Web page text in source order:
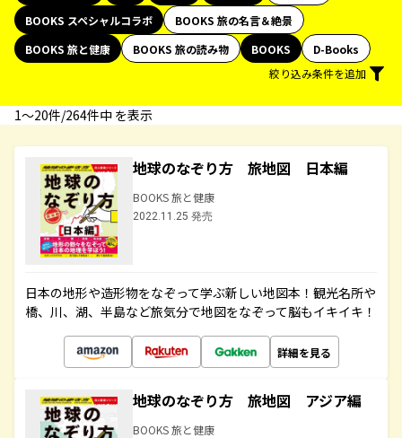
BOOKS スペシャルコラボ
BOOKS 旅の名言＆絶景
BOOKS 旅と健康
BOOKS 旅の読み物 BOOKS
D-Books
絞り込み条件を追加
1〜20件/264件中 を表示
地球のなぞり方 旅地図 日本編
BOOKS 旅と健康
2022.11.25 発売
日本の地形や造形物をなぞって学ぶ新しい地図本！観光名所や
橋、川、湖、半島など旅気分で地図をなぞって脳もイキイキ！
詳細を見る
地球のなぞり方 旅地図 アジア編
BOOKS 旅と健康